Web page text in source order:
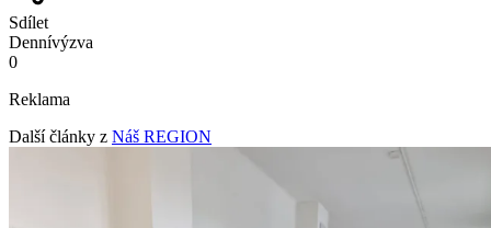
Sdílet
Dennívýzva
0
Reklama
Další články z Náš REGION